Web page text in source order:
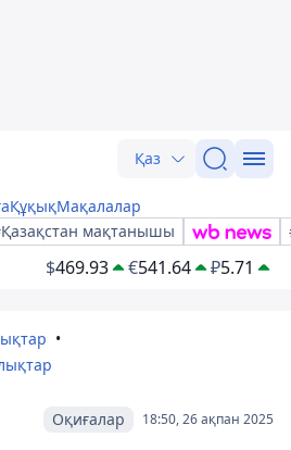
Қаз
ҚұқықМақалалар
мақтанышы
$469.93 €541.64 ₽5.71
18:50, 26 ақпан 2025
Оқиғалар